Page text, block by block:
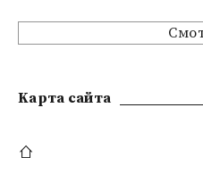
Kарта сайта